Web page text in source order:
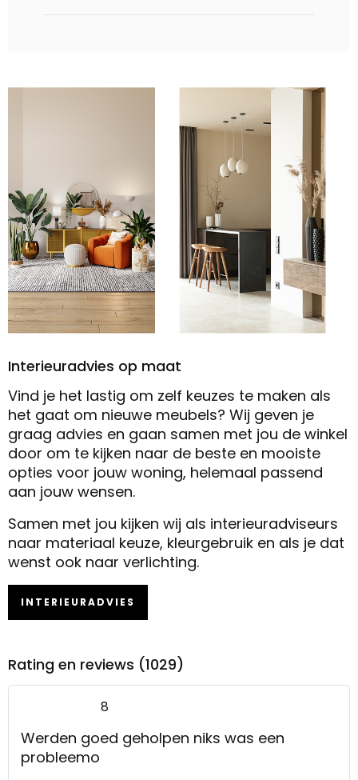
Interieuradvies op maat
Vind je het lastig om zelf keuzes te maken als
het gaat om nieuwe meubels? Wij geven je
graag advies en gaan samen met jou de winkel
door om te kijken naar de beste en mooiste
opties voor jouw woning, helemaal passend
aan jouw wensen.
Samen met jou kijken wij als interieuradviseurs
naar materiaal keuze, kleurgebruik en als je dat
wenst ook naar verlichting.
INTERIEURADVIES
Rating en reviews (1029)
8
Werden goed geholpen niks was een
probleemo